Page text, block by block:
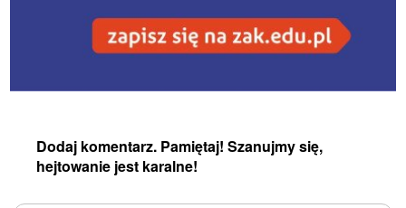
Dodaj komentarz. Pamiętaj! Szanujmy się,
hejtowanie jest karalne!